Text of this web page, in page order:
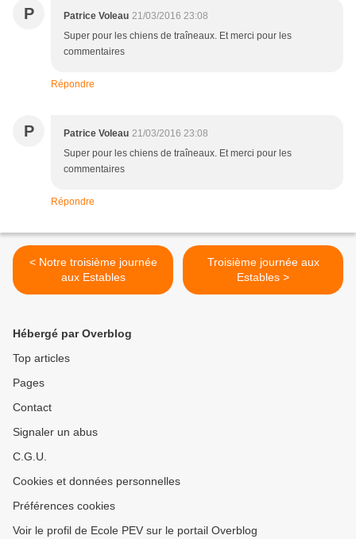
P Patrice Voleau 21/03/2016 23:08
Super pour les chiens de traîneaux. Et merci pour les
commentaires
Répondre
P Patrice Voleau 21/03/2016 23:08
Super pour les chiens de traîneaux. Et merci pour les
commentaires
Répondre
< Notre troisième journée
aux Estables
Troisième journée aux
Estables >
Hébergé par Overblog
Top articles
Pages
Contact
Signaler un abus
C.G.U.
Cookies et données personnelles
Préférences cookies
Voir le profil de Ecole PEV sur le portail Overblog